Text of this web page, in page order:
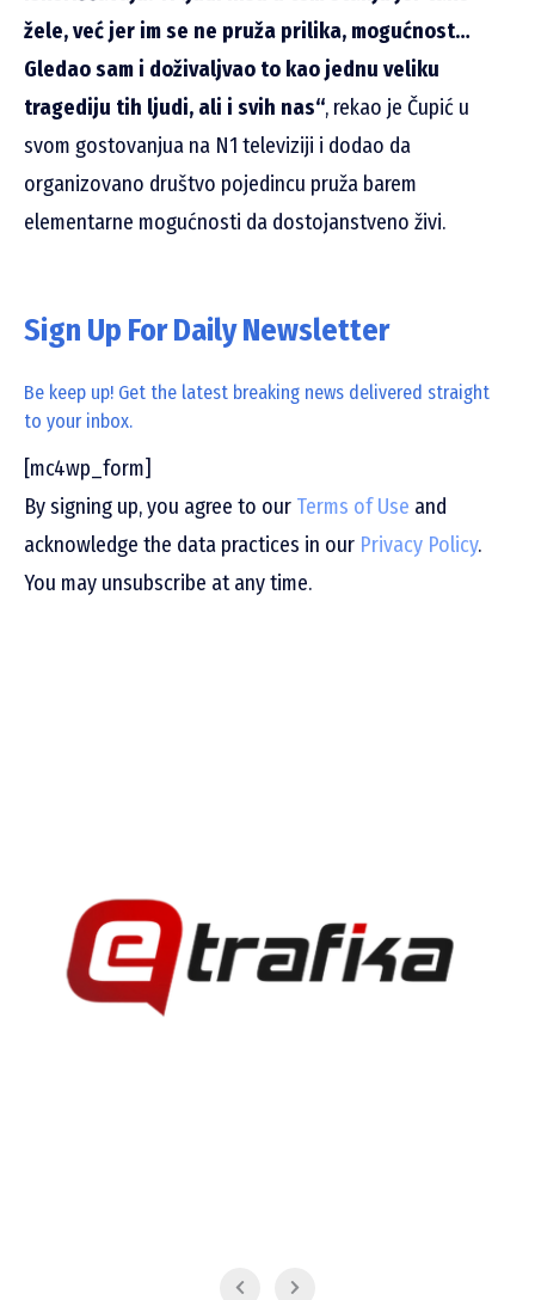
žele, već jer im se ne pruža prilika, mogućnost…
Gledao sam i doživaljvao to kao jednu veliku
tragediju tih ljudi, ali i svih nas“, rekao je Čupić u
svom gostovanjua na N1 televiziji i dodao da
organizovano društvo pojedincu pruža barem
elementarne mogućnosti da dostojanstveno živi.
Sign Up For Daily Newsletter
Be keep up! Get the latest breaking news delivered straight
to your inbox.
[mc4wp_form]
By signing up, you agree to our Terms of Use and
acknowledge the data practices in our Privacy Policy.
You may unsubscribe at any time.